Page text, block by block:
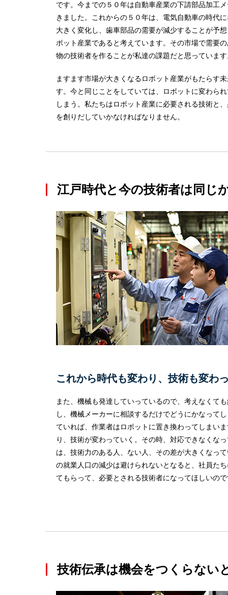
です。今までの５０年は自動車産業の下請部品加工
きました。これからの５０年は、電気自動車の時代
大きく変化し、歯車部品の需要が減少することが予
ボット産業であると考えています。その市場で需要
物の技術者を作ることが私達の課題だと思っていま
ますます市場が大きくなるロボット産業がもたらす
す。今と同じことをしていては、ロボットに変わら
しまう。私たちはロボット産業に必要される技術と
を創りだしていかなければなりません。
江戸時代と今の技術者は同じ
これから時代も変わり、技術も変わ
また、機械も発達していっているので、考えなくて
し、機械メーカーに相談するだけでどうにかなって
ていれば、作業者はロボットに置き換わってしまい
り、技術が変わっていく。その時、対応できなくな
は、技術力のある人、ない人、その差が大きくなっ
の就業人口の減少は避けられないとなると、社員た
てもらって、必要とされる技術者になってほしいの
技術伝承は機会をつくらない